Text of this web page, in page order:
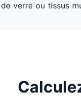
verre ou tissus